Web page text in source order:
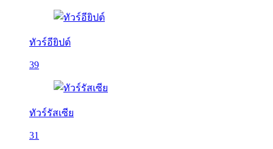
ทัวร์อียิปต์
39
ทัวร์รัสเซีย
31